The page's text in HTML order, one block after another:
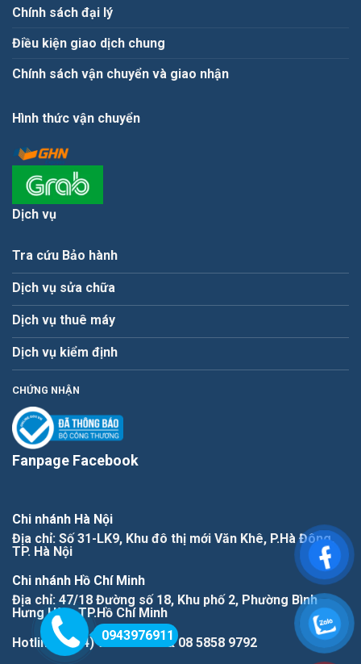
Chính sách đại lý
Điều kiện giao dịch chung
Chính sách vận chuyển và giao nhận
Hình thức vận chuyển
Dịch vụ
Tra cứu Bảo hành
Dịch vụ sửa chữa
Dịch vụ thuê máy
Dịch vụ kiểm định
CHỨNG NHẬN
Fanpage Facebook
Chi nhánh Hà Nội
Địa chỉ: Số 31-LK9, Khu đô thị mới Văn Khê, P.Hà Đông,
TP. Hà Nội
Chi nhánh Hồ Chí Minh
Địa chỉ: 47/18 Đường số 18, Khu phố 2, Phường Bình
Hưng Hòa, TP.Hồ Chí Minh
Hotline: (+84) 943976911 & 08 5858 9792
0943976911